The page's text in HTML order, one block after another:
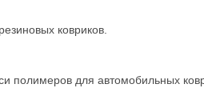
ковриков.
полимеров для автомобильных